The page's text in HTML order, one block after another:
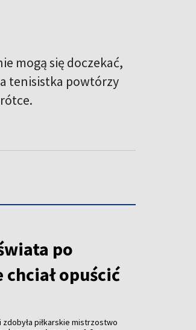
mogą się doczekać,
tenisistka powtórzy
po
opuścić
piłkarskie mistrzostwo